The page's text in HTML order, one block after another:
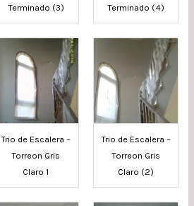
Terminado (3)
Terminado (4)
Trio de Escalera –
Torreon Gris
Claro 1
Trio de Escalera –
Torreon Gris
Claro (2)